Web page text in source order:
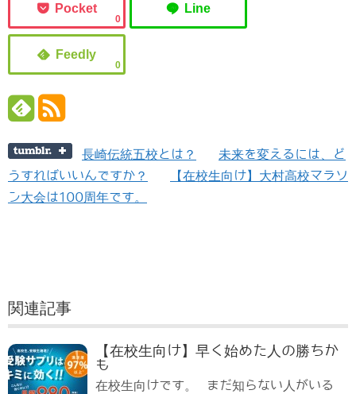
0
0
長崎伝統五校とは？
未来を変えるには、ど
うすればいいんですか？
【在校生向け】大村高校マラソ
ン大会は100周年です。
関連記事
【在校生向け】早く始めた人の勝ちか
も
在校生向けです。 まだ知らない人がいる